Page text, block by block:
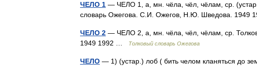
ЧЕЛО 1 — ЧЕЛО 1, а, мн. чёла, чёл, чёлам, ср.
словарь Ожегова. С.И. Ожегов, Н.Ю. Шведова. 1949
ЧЕЛО 2 — ЧЕЛО 2, а, мн. чёла, чёл, чёлам, ср.
1949 1992 …
Толковый словарь Ожегова
ЧЕЛО — 1) (устар.) лоб ( бить челом кланяться до